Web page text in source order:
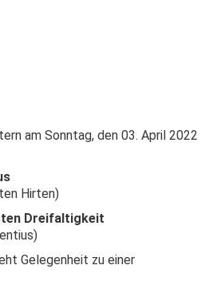
am Sonntag, den 03. April 2022
Hirten)
Dreifaltigkeit
Gelegenheit zu einer